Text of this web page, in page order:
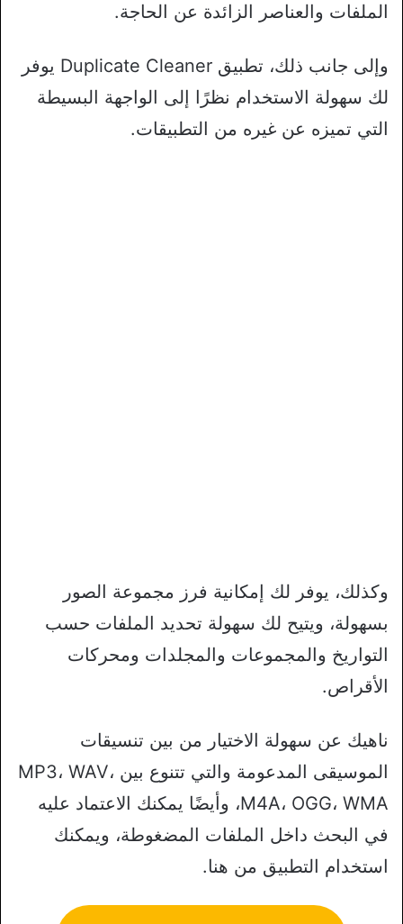
الملفات والعناصر الزائدة عن الحاجة.
وإلى جانب ذلك، تطبيق Duplicate Cleaner يوفر
لك سهولة الاستخدام نظرًا إلى الواجهة البسيطة
التي تميزه عن غيره من التطبيقات.
وكذلك، يوفر لك إمكانية فرز مجموعة الصور
بسهولة، ويتيح لك سهولة تحديد الملفات حسب
التواريخ والمجموعات والمجلدات ومحركات
الأقراص.
ناهيك عن سهولة الاختيار من بين تنسيقات
الموسيقى المدعومة والتي تتنوع بين MP3، WAV،
M4A، OGG، WMA، وأيضًا يمكنك الاعتماد عليه
في البحث داخل الملفات المضغوطة، ويمكنك
استخدام التطبيق من هنا.